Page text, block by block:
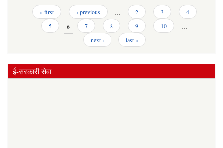
Pages « first ‹ previous … 2 3
4
5
6 7 8 9 10
…
next ›
last »
ई-सरकारी सेवा